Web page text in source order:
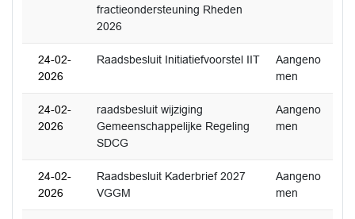
fractieondersteuning Rheden
2026
24-02-
2026
Raadsbesluit Initiatiefvoorstel IIT
Aangeno
men
24-02-
2026
raadsbesluit wijziging
Gemeenschappelijke Regeling
SDCG
Aangeno
men
24-02-
2026
Raadsbesluit Kaderbrief 2027
VGGM
Aangeno
men